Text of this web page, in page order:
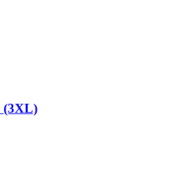
(3XL)